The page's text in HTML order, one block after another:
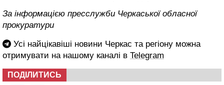
За інформацією пресслужби Черкаської обласної
прокуратури
Усі найцікавіші новини Черкас та регіону можна
отримувати на нашому каналі в Telegram
ПОДІЛИТИСЬ